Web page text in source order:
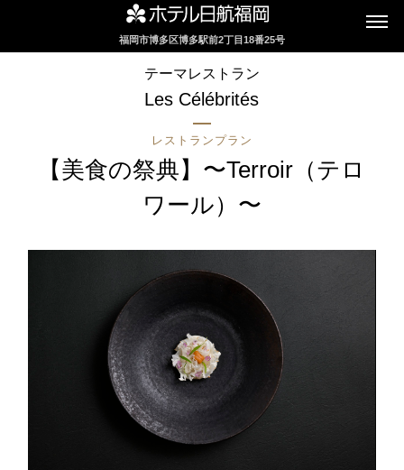
福岡市博多区博多駅前2丁目18番25号
テーマレストラン
Les Célébrités
レストランプラン
【美食の祭典】〜Terroir（テロ
ワール）〜
インターネットにてレストランのお席の
ご予約を承っております
2F カフェレストラン
セリーナ
お席のご予約
TEL 092-482-1161
2F テーマレストラン
レ・セレブリテ